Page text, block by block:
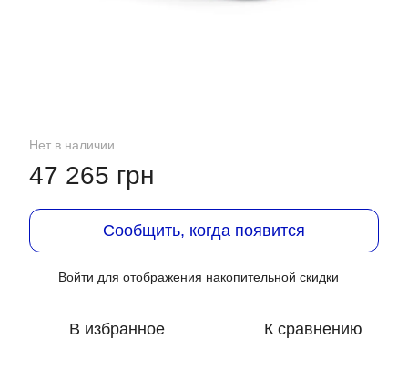
Нет в наличии
47 265 грн
Сообщить, когда появится
Войти для отображения накопительной скидки
В избранное К сравнению